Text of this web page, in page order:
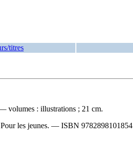
titres
volumes : illustrations ; 21 cm.
les jeunes. — ISBN 9782898101854